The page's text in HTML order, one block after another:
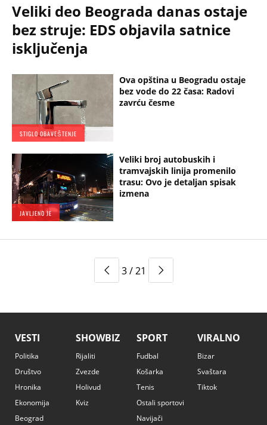
STIGLO OBAVEŠTENJE
Ova opština u Beogradu ostaje
bez vode do 22 časa: Radovi
zavrću česme
JAVLJENO JE
Veliki broj autobuskih i
tramvajskih linija promenilo
trasu: Ovo je detaljan spisak
izmena
Veliki deo Beograda danas ostaje
bez struje: EDS objavila satnice
isključenja
3 / 21
VESTI
Politika
Društvo
Hronika
Ekonomija
Beograd
SHOWBIZ
Rijaliti
Zvezde
Holivud
Kviz
SPORT
Fudbal
Košarka
Tenis
Ostali sportovi
Navijači
VIRALNO
Bizar
Svaštara
Tiktok